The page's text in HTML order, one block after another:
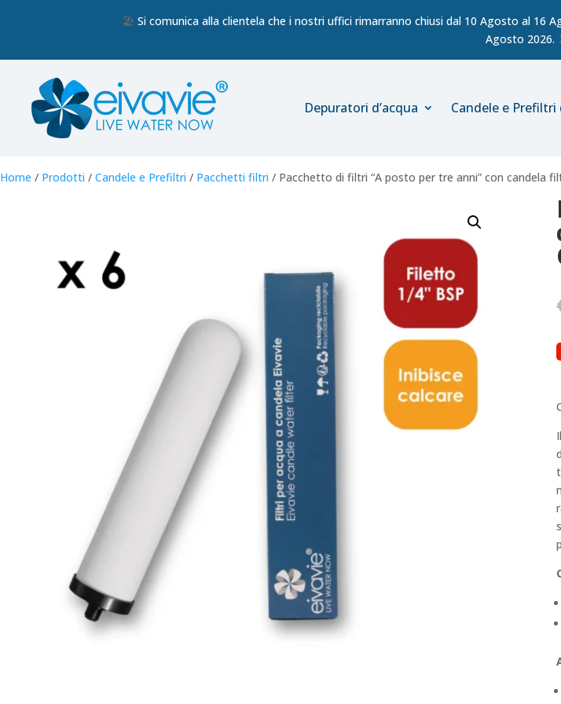
🏖️ Si comunica alla clientela che i nostri uffici rimarranno chiusi dal 10 Agosto al 16
Agosto 2026.
Depuratori d’acqua Candele e Prefiltri
Home / Prodotti / Candele e Prefiltri / Pacchetti filtri / Pacchetto di filtri “A posto per tre anni” con candela